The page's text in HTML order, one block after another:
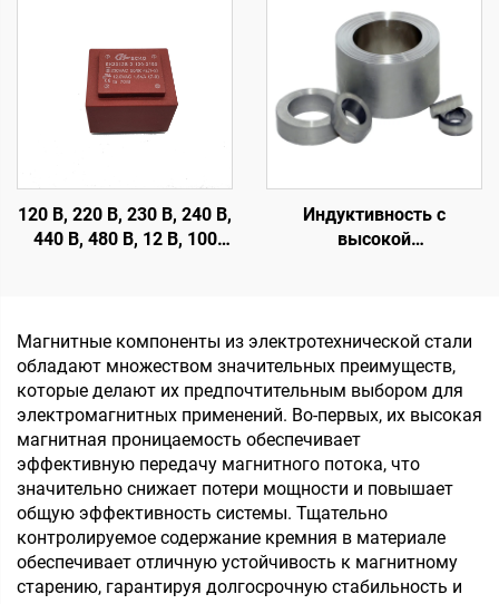
входа 240 В и выхода 24
В/36 В/380 В, частота 50
Гц
120 В, 220 В, 230 В, 240 В,
440 В, 480 В, 12 В, 100
печатной платой
Индуктивность с
высокой
сердечники,
тороидальные
сердечники, магнитные
кольца для входного
напряжения 110 В и
выходного напряжения
380 В
Магнитные компоненты из электротехнической стали
обладают множеством значительных преимуществ,
которые делают их предпочтительным выбором для
электромагнитных применений. Во-первых, их высокая
магнитная проницаемость обеспечивает
эффективную передачу магнитного потока, что
значительно снижает потери мощности и повышает
общую эффективность системы. Тщательно
контролируемое содержание кремния в материале
обеспечивает отличную устойчивость к магнитному
старению, гарантируя долгосрочную стабильность и